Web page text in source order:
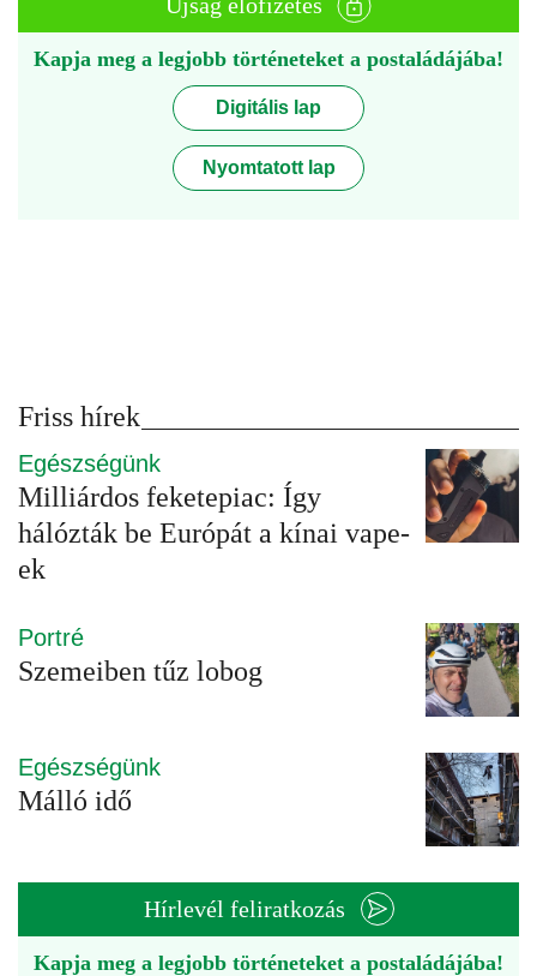
Újság előfizetés
Kapja meg a legjobb történeteket a postaládájába!
Digitális lap
Nyomtatott lap
Friss hírek
Egészségünk
Milliárdos feketepiac: Így
hálózták be Európát a kínai vape-
ek
Portré
Szemeiben tűz lobog
Egészségünk
Málló idő
Hírlevél feliratkozás
Kapja meg a legjobb történeteket a postaládájába!